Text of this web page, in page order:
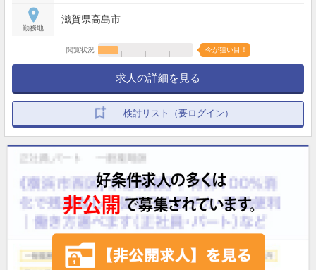
勤務地
滋賀県高島市
閲覧状況 今が狙い目！
求人の詳細を見る
検討リスト（要ログイン）